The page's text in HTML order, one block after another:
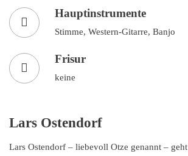
Hauptinstrumente
Stimme, Western-Gitarre, Banjo
Frisur
keine
Lars Ostendorf
Lars Ostendorf – liebevoll Otze genannt –